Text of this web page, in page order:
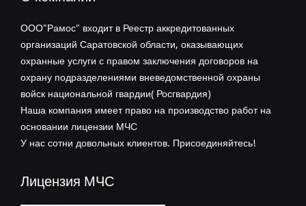
ООО"Рамос" входит в Реестр аккредитованных
организаций Саратовской области, оказывающих
охранные услуги с правом заключения договоров на
охрану подразделениями вневедомственной охраны
войск национальной гвардии( Росгвардия)
Наша компания имеет право на производство работ на
основании лицензии МЧС
У нас сотни довольных клиентов. Присоединяйтесь!
Лицензия МЧС